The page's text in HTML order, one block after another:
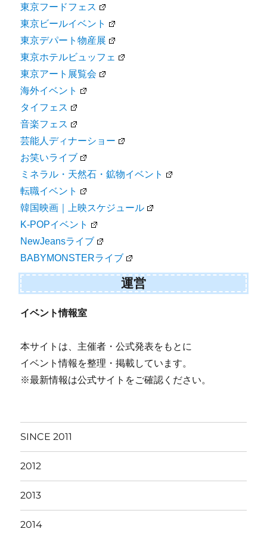
東京フードフェス
東京ビールイベント
東京デパート物産展
東京ホテルビュッフェ
東京アート展覧会
海外イベント
タイフェス
音楽フェス
芸能人ディナーショー
お笑いライブ
ミネラル・天然石・鉱物イベント
転職イベント
韓国映画｜上映スケジュール
K-POPイベント
NewJeansライブ
BABYMONSTERライブ
運営
イベント情報室
本サイトは、主催者・公式発表をもとに
イベント情報を整理・掲載しています。
※最新情報は公式サイトをご確認ください。
SINCE 2011
2012
2013
2014